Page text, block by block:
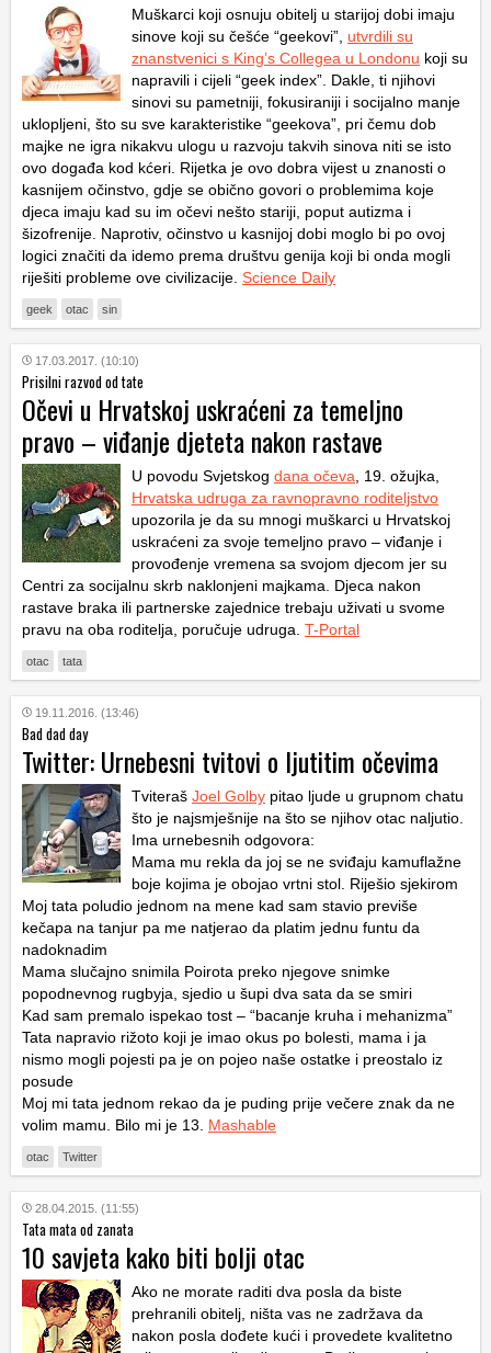
Muškarci koji osnuju obitelj u starijoj dobi imaju
sinove koji su češće “geekovi”, utvrdili su
znanstvenici s King’s Collegea u Londonu koji su
napravili i cijeli “geek index”. Dakle, ti njihovi
sinovi su pametniji, fokusiraniji i socijalno manje
uklopljeni, što su sve karakteristike “geekova”, pri čemu dob
majke ne igra nikakvu ulogu u razvoju takvih sinova niti se isto
ovo događa kod kćeri. Rijetka je ovo dobra vijest u znanosti o
kasnijem očinstvo, gdje se obično govori o problemima koje
djeca imaju kad su im očevi nešto stariji, poput autizma i
šizofrenije. Naprotiv, očinstvo u kasnijoj dobi moglo bi po ovoj
logici značiti da idemo prema društvu genija koji bi onda mogli
riješiti probleme ove civilizacije. Science Daily
geek otac sin
17.03.2017. (10:10)
Prisilni razvod od tate
Očevi u Hrvatskoj uskraćeni za temeljno
pravo – viđanje djeteta nakon rastave
U povodu Svjetskog dana očeva , 19. ožujka,
Hrvatska udruga za ravnopravno roditeljstvo
upozorila je da su mnogi muškarci u Hrvatskoj
uskraćeni za svoje temeljno pravo – viđanje i
provođenje vremena sa svojom djecom jer su
Centri za socijalnu skrb naklonjeni majkama. Djeca nakon
rastave braka ili partnerske zajednice trebaju uživati u svome
pravu na oba roditelja, poručuje udruga. T-Portal
otac tata
19.11.2016. (13:46)
Bad dad day
Twitter: Urnebesni tvitovi o ljutitim očevima
Tviteraš Joel Golby pitao ljude u grupnom chatu
što je najsmješnije na što se njihov otac naljutio.
Ima urnebesnih odgovora:
Mama mu rekla da joj se ne sviđaju kamuflažne
boje kojima je obojao vrtni stol. Riješio sjekirom
Moj tata poludio jednom na mene kad sam stavio previše
kečapa na tanjur pa me natjerao da platim jednu funtu da
nadoknadim
Mama slučajno snimila Poirota preko njegove snimke
popodnevnog rugbyja, sjedio u šupi dva sata da se smiri
Kad sam premalo ispekao tost – “bacanje kruha i mehanizma”
Tata napravio rižoto koji je imao okus po bolesti, mama i ja
nismo mogli pojesti pa je on pojeo naše ostatke i preostalo iz
posude
Moj mi tata jednom rekao da je puding prije večere znak da ne
volim mamu. Bilo mi je 13. Mashable
otac Twitter
28.04.2015. (11:55)
Tata mata od zanata
10 savjeta kako biti bolji otac
Ako ne morate raditi dva posla da biste
prehranili obitelj, ništa vas ne zadržava da
nakon posla dođete kući i provedete kvalitetno